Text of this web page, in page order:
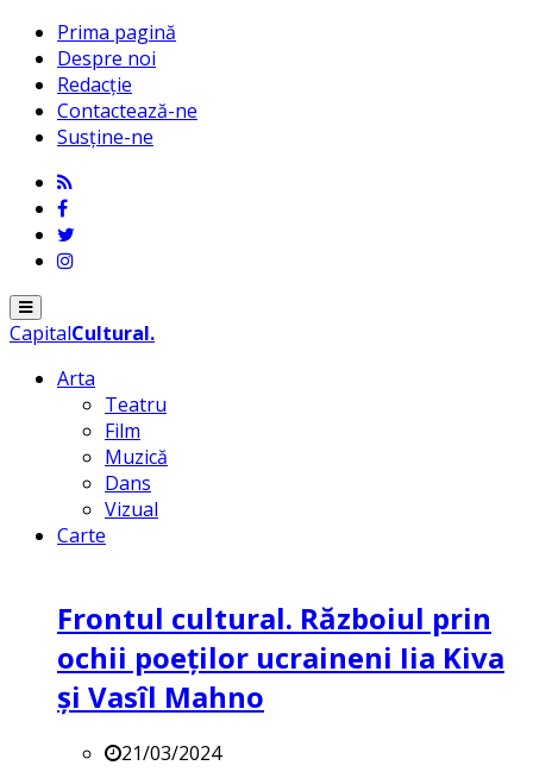
Prima pagină
Despre noi
Redacție
Contactează-ne
Susține-ne
Menu
CapitalCultural.
Arta
Teatru
Film
Muzică
Dans
Vizual
Carte
Frontul cultural. Războiul prin
ochii poeților ucraineni Iia Kiva
și Vasîl Mahno
21/03/2024